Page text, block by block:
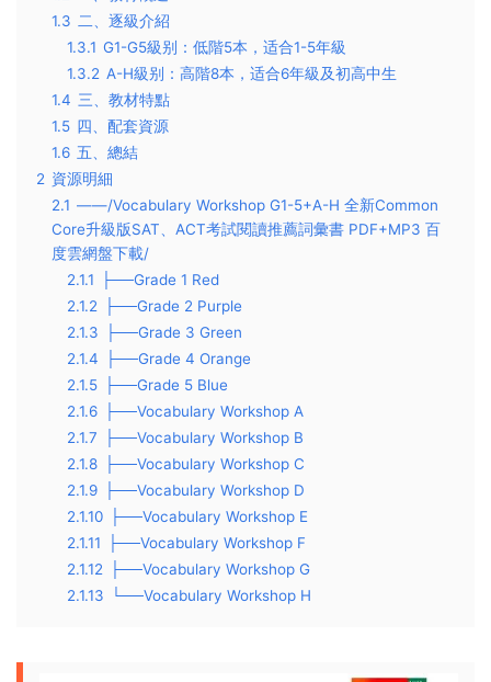
1.3 二、逐級介紹
1.3.1 G1-G5級别：低階5本，适合1-5年級
1.3.2 A-H級别：高階8本，适合6年級及初高中生
1.4 三、教材特點
1.5 四、配套資源
1.6 五、總結
2 資源明細
2.1 ——/Vocabulary Workshop G1-5+A-H 全新Common
Core升級版SAT、ACT考試閱讀推薦詞彙書 PDF+MP3 百
度雲網盤下載/
2.1.1
├──Grade 1 Red
2.1.2
├──Grade 2 Purple
2.1.3
├──Grade 3 Green
2.1.4
├──Grade 4 Orange
2.1.5
├──Grade 5 Blue
2.1.6
├──Vocabulary Workshop A
2.1.7
├──Vocabulary Workshop B
2.1.8
├──Vocabulary Workshop C
2.1.9
├──Vocabulary Workshop D
2.1.10
├──Vocabulary Workshop E
2.1.11
├──Vocabulary Workshop F
2.1.12
├──Vocabulary Workshop G
2.1.13
└──Vocabulary Workshop H